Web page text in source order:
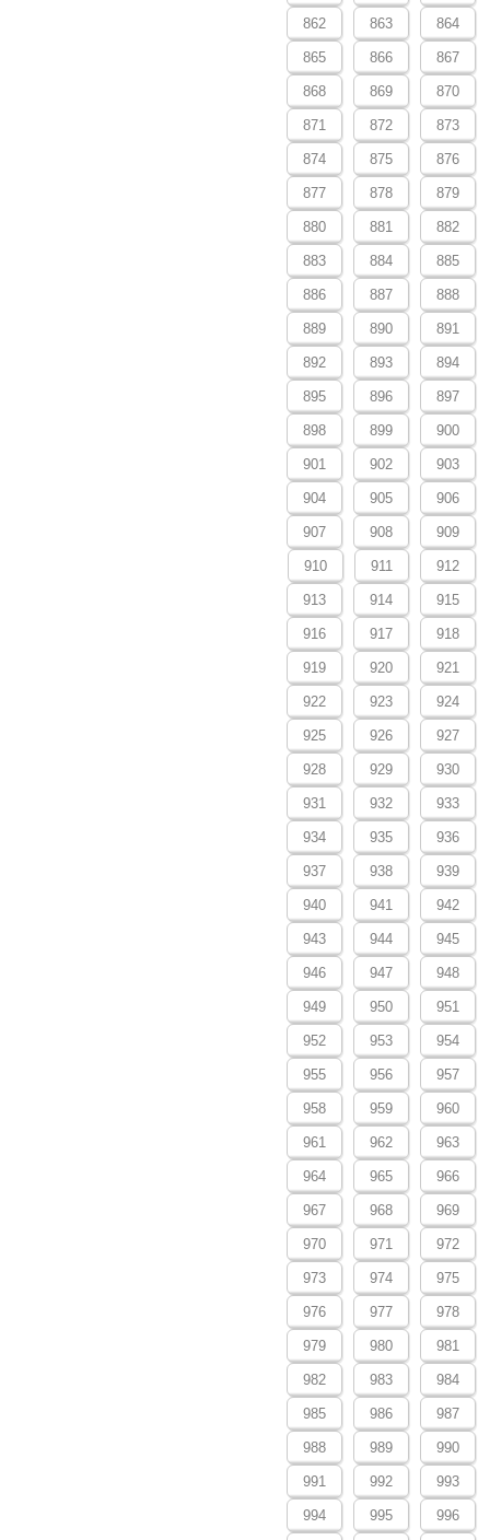
862 863 864
865 866 867
868 869 870
871 872 873
874 875 876
877 878 879
880 881 882
883 884 885
886 887 888
889 890 891
892 893 894
895 896 897
898 899 900
901 902 903
904 905 906
907 908 909
910 911 912
913 914 915
916 917 918
919 920 921
922 923 924
925 926 927
928 929 930
931 932 933
934 935 936
937 938 939
940 941 942
943 944 945
946 947 948
949 950 951
952 953 954
955 956 957
958 959 960
961 962 963
964 965 966
967 968 969
970 971 972
973 974 975
976 977 978
979 980 981
982 983 984
985 986 987
988 989 990
991 992 993
994 995 996